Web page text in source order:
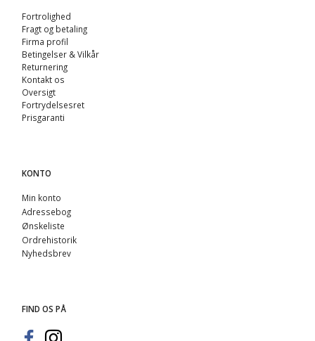
Fortrolighed
Fragt og betaling
Firma profil
Betingelser & Vilkår
Returnering
Kontakt os
Oversigt
Fortrydelsesret
Prisgaranti
KONTO
Min konto
Adressebog
Ønskeliste
Ordrehistorik
Nyhedsbrev
FIND OS PÅ